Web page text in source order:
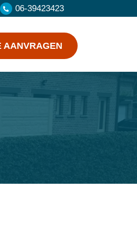
06-39423423
AANVRAGEN